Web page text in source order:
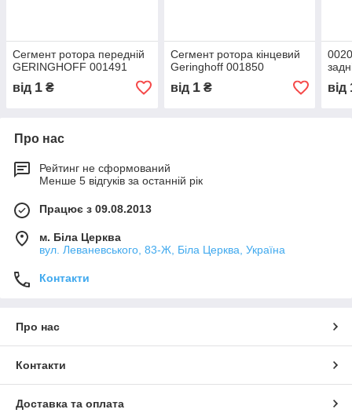
Сегмент ротора передній
GERINGHOFF 001491
від 1 ₴
Сегмент ротора кінцевий
Geringhoff 001850
від 1₴ від
Про нас
Рейтинг не сформований
Менше 5 відгуків за останній рік
Працює з 09.08.2013
м. Біла Церква
вул. Леваневського, 83-Ж, Біла Церква, Україна
Контакти
Про нас
Контакти
Доставка та оплата